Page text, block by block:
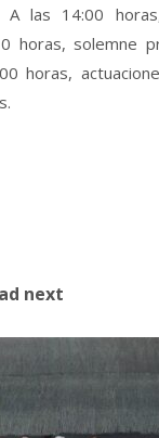
A las 14:00
horas, solemne
horas,
next